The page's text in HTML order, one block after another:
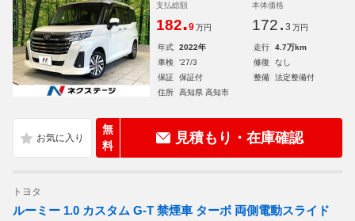
支払総額
182.9 万円
本体価格
172. 3 万円
年式 2022年 走行
4.7万km
車検
'27/3 修復
なし
保証
保証付 整備
法定整備付
住所
高知県 高知市
無
料
見積もり・在庫確認
トヨタ
ルーミー 1.0 カスタム G-T 禁煙車 ターボ 両側電動スライド